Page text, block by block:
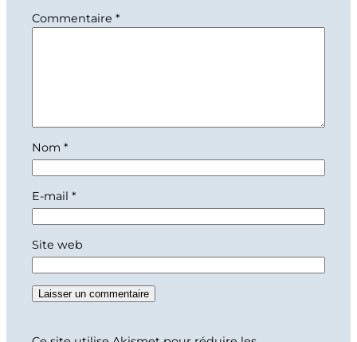
Commentaire *
Nom *
E-mail *
Site web